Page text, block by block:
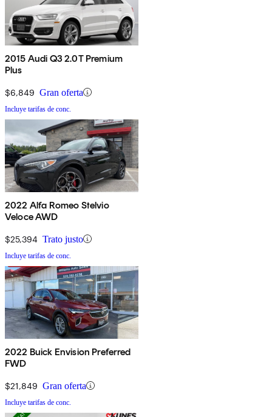
2015 Audi Q3 2.0T Premium
Plus
$6,849 Gran oferta
Incluye tarifas de conc.
2022 Alfa Romeo Stelvio
Veloce AWD
$25,394 Trato justo
Incluye tarifas de conc.
2022 Buick Envision Preferred
FWD
$21,849 Gran oferta
Incluye tarifas de conc.